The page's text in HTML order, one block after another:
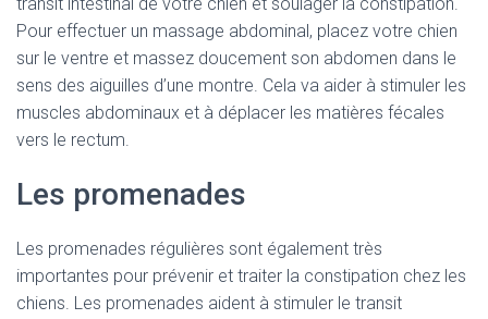
Pour effectuer un massage abdominal, placez votre chien
sur le ventre et massez doucement son abdomen dans le
sens des aiguilles d’une montre. Cela va aider à stimuler les
muscles abdominaux et à déplacer les matières fécales
vers le rectum.
Les promenades
Les promenades régulières sont également très
importantes pour prévenir et traiter la constipation chez les
chiens. Les promenades aident à stimuler le transit